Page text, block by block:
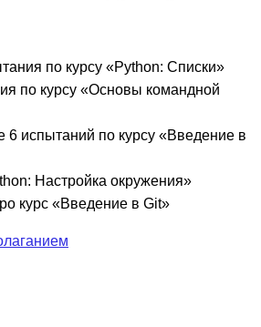
по курсу «Python: Списки»
по курсу «Основы командной
6 испытаний по курсу «Введение в
Настройка окружения»
курс «Введение в Git»